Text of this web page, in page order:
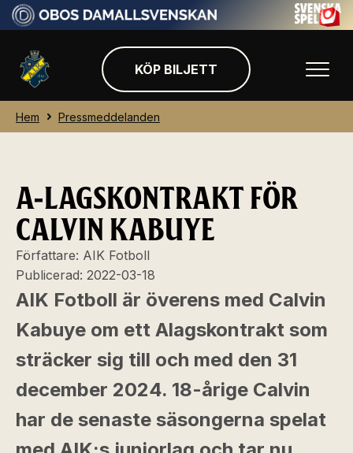
KÖP BILJETT
Hem Pressmeddelanden
A-LAGSKONTRAKT FÖR
CALVIN KABUYE
Författare: AIK Fotboll
Publicerad: 2022-03-18
AIK Fotboll är överens med Calvin
Kabuye om ett Alagskontrakt som
sträcker sig till och med den 31
december 2024. 18-årige Calvin
har de senaste säsongerna spelat